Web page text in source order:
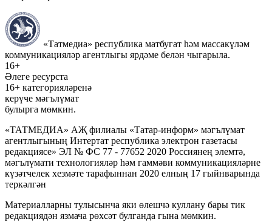
«Татмедиа» республика матбугат һәм массакүләм
коммуникацияләр агентлыгы ярдәме белән чыгарыла.
16+
Әлеге ресурста
16+ категорияләренә
керүче мәгълүмат
булырга мөмкин.
«ТАТМЕДИА» АҖ филиалы «Татар-информ» мәгълүмат
агентлыгының Интертат республика электрон газетасы
редакциясе» ЭЛ № ФС 77 - 77652 2020 Россиянең элемтә,
мәгълүмати технологияләр һәм гаммәви коммуникацияләрне
күзәтчелек хезмәте тарафыннан 2020 елның 17 гыйнварында
теркәлгән
Материалларны тулысынча яки өлешчә куллану бары тик
редакциядән язмача рөхсәт булганда гына мөмкин.